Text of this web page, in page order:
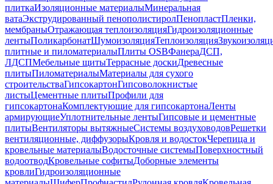
плиткаИзоляционные материалыМинеральная
ватаЭкструдированный пенополистиролПенопластПленки,
мембраныОтражающая теплоизоляцияГидроизоляционные
лентыПоликарбонатШумоизоляцияТеплоизоляция
плитные и пиломатериалыПлиты OSBФанераДСП,
ЛДСПМебельные щитыТеррасные доскиДревесные
плитыПиломатериалыМатериалы для сухого
строительстваГипсокартонГипсоволокнистые
листыЦементные плитыПрофили для
гипсокартонаКомплектующие для гипсокартонаЛенты
армирующиеУплотнительные лентыГипсовые и цементные
плитыВентиляторы вытяжныеСистемы воздуховодовРешетки
вентиляционные, диффузорыКровля и водостокЧерепица и
кровельные материалыВодосточные системыПоверхностный
водоотводКровельные софитыДоборные элементы
кровлиГидроизоляционные